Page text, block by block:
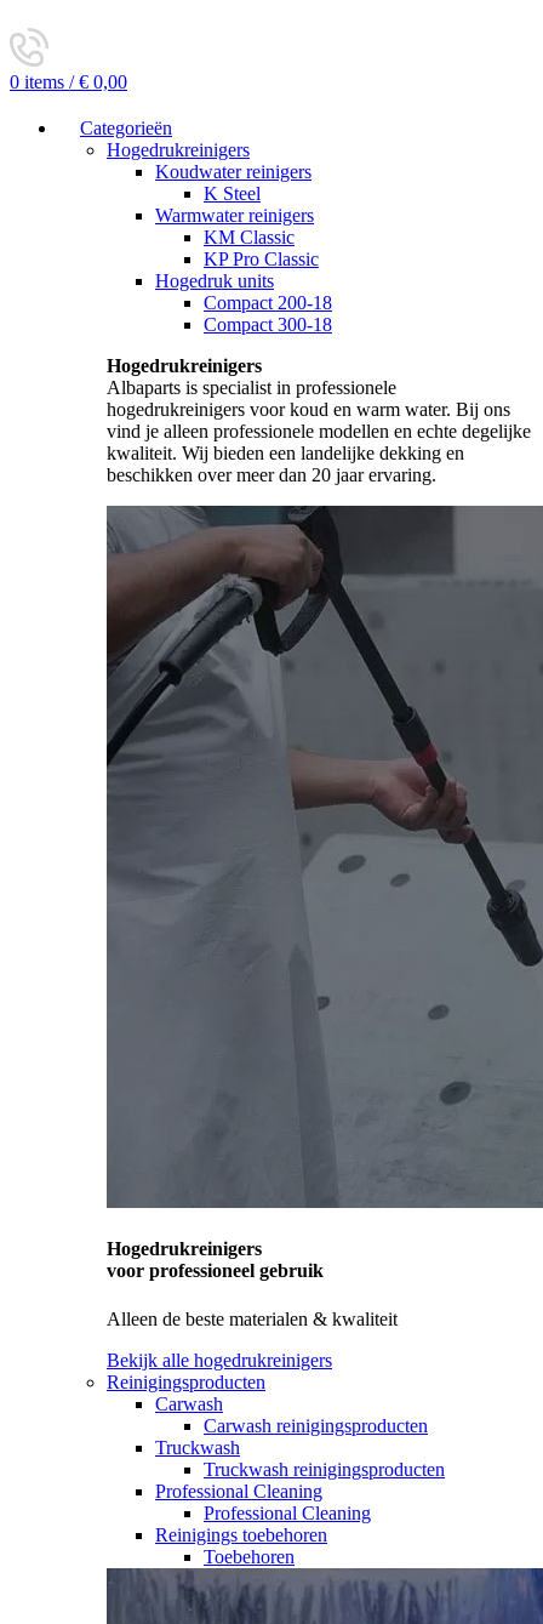
0 items / € 0,00
Categorieën
Hogedrukreinigers
Koudwater reinigers
K Steel
Warmwater reinigers
KM Classic
KP Pro Classic
Hogedruk units
Compact 200-18
Compact 300-18
Hogedrukreinigers
Albaparts is specialist in professionele
hogedrukreinigers voor koud en warm water. Bij ons
vind je alleen professionele modellen en echte degelijke
kwaliteit. Wij bieden een landelijke dekking en
beschikken over meer dan 20 jaar ervaring.
Hogedrukreinigers
voor professioneel gebruik
Alleen de beste materialen & kwaliteit
Bekijk alle hogedrukreinigers
Reinigingsproducten
Carwash
Carwash reinigingsproducten
Truckwash
Truckwash reinigingsproducten
Professional Cleaning
Professional Cleaning
Reinigings toebehoren
Toebehoren